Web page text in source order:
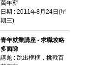
萬年薪
日期 : 2011年8月24日(星
期三)
青年就業講座 - 求職攻略
多面睇
講題 : 跳出框框，挑戰百